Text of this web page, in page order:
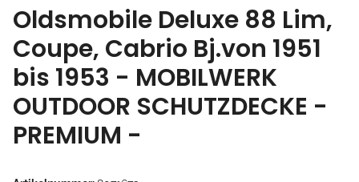
Oldsmobile Deluxe 88 Lim,
Coupe, Cabrio Bj.von 1951
bis 1953 - MOBILWERK
OUTDOOR SCHUTZDECKE -
PREMIUM -